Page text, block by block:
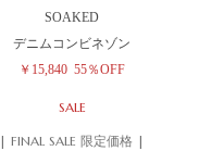
SOAKED
デニムコンビネゾン
￥15,840 55％OFF
SALE
| FINAL SALE 限定価格 |